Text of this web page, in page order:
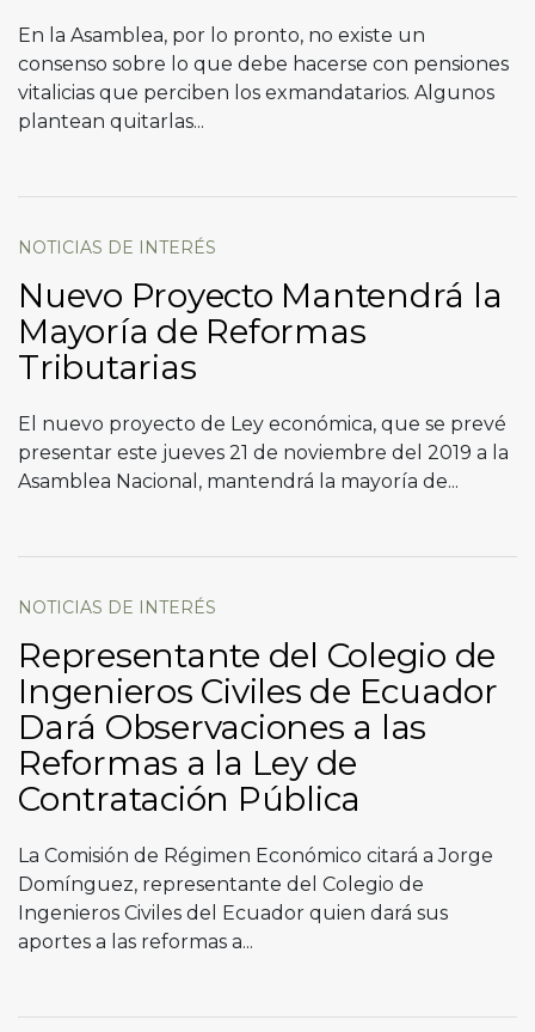
En la Asamblea, por lo pronto, no existe un
consenso sobre lo que debe hacerse con pensiones
vitalicias que perciben los exmandatarios. Algunos
plantean quitarlas...
NOTICIAS DE INTERÉS
Nuevo Proyecto Mantendrá la
Mayoría de Reformas
Tributarias
El nuevo proyecto de Ley económica, que se prevé
presentar este jueves 21 de noviembre del 2019 a la
Asamblea Nacional, mantendrá la mayoría de...
NOTICIAS DE INTERÉS
Representante del Colegio de
Ingenieros Civiles de Ecuador
Dará Observaciones a las
Reformas a la Ley de
Contratación Pública
La Comisión de Régimen Económico citará a Jorge
Domínguez, representante del Colegio de
Ingenieros Civiles del Ecuador quien dará sus
aportes a las reformas a...